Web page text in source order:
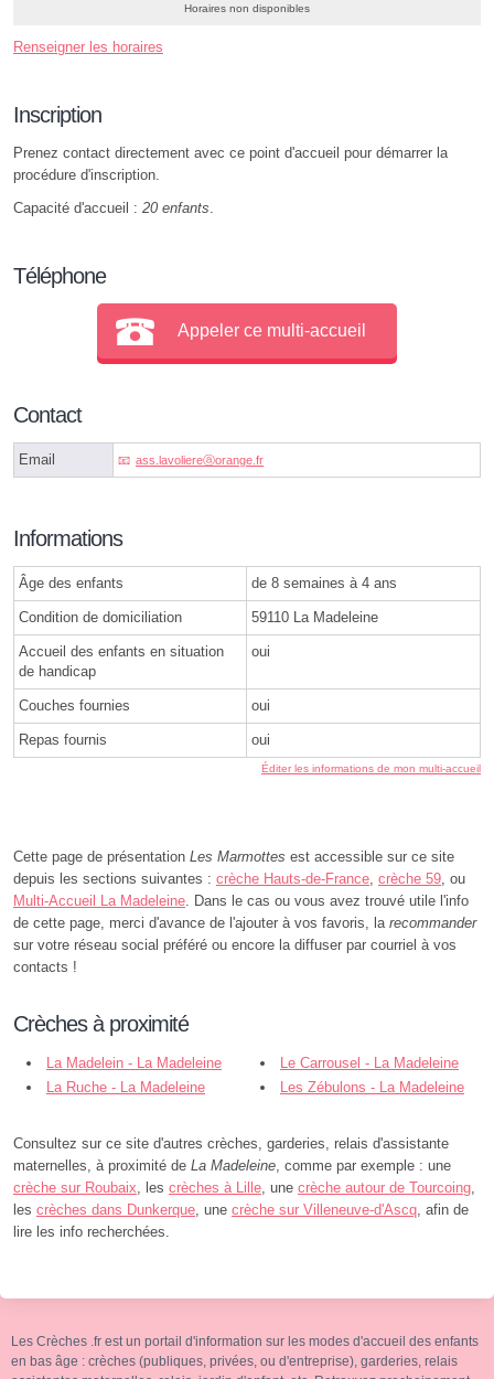
Horaires non disponibles
Renseigner les horaires
Inscription
Prenez contact directement avec ce point d'accueil pour démarrer la
procédure d'inscription.
Capacité d'accueil : 20 enfants
Téléphone
Appeler ce multi-accueil
Contact
Email ass.lavoliereⓐorange.fr
Informations
Âge des enfants de 8 semaines à 4 ans
Condition de domiciliation 59110 La Madeleine
Accueil des enfants en situation
de handicap
oui
Couches fournies oui
Repas fournis oui
Éditer les informations de mon multi-accueil
Cette page de présentation Les Marmottes est accessible sur ce site
depuis les sections suivantes : crèche Hauts-de-France crèche 59 , ou
Multi-Accueil La Madeleine . Dans le cas ou vous avez trouvé utile l'info
de cette page, merci d'avance de l'ajouter à vos favoris, la recommander
sur votre réseau social préféré ou encore la diffuser par courriel à vos
contacts !
Crèches à proximité
La Madelein - La Madeleine
Le Carrousel - La Madeleine
La Ruche - La Madeleine
Les Zébulons - La Madeleine
Consultez sur ce site d'autres crèches, garderies, relais d'assistante
maternelles, à proximité de La Madeleine , comme par exemple : une
crèche sur Roubaix , les crèches à Lille , une crèche autour de Tourcoing
les crèches dans Dunkerque , une crèche sur Villeneuve-d'Ascq , afin de
lire les info recherchées.
Les Crèches .fr est un portail d'information sur les modes d'accueil des enfants
en bas âge : crèches (publiques, privées, ou d'entreprise), garderies, relais